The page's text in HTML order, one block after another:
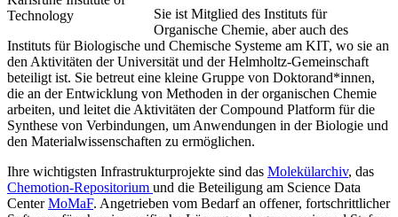
Technology
Sie ist Mitglied des Instituts für
Organische Chemie, aber auch des
Instituts für Biologische und Chemische Systeme am KIT, wo sie an
den Aktivitäten der Universität und der Helmholtz-Gemeinschaft
beteiligt ist. Sie betreut eine kleine Gruppe von Doktorand*innen,
die an der Entwicklung von Methoden in der organischen Chemie
arbeiten, und leitet die Aktivitäten der Compound Platform für die
Synthese von Verbindungen, um Anwendungen in der Biologie und
den Materialwissenschaften zu ermöglichen.
Ihre wichtigsten Infrastrukturprojekte sind das Molekülarchiv, das
Chemotion-Repositorium und die Beteiligung am Science Data
CenterMoMaF. Angetrieben vom Bedarf an offener, fortschrittlicher